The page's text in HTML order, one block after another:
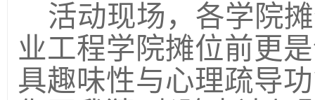
活动现场，各学院
业工程学院摊位前更
具趣味性与心理疏导